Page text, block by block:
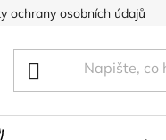
ochrany osobních údajů